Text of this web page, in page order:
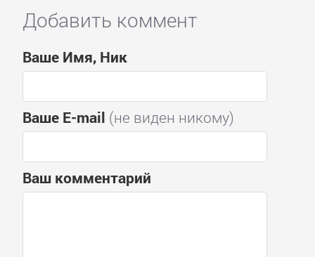
Добавить коммент
Ваше Имя, Ник
Ваше E-mail (не виден никому)
Ваш комментарий